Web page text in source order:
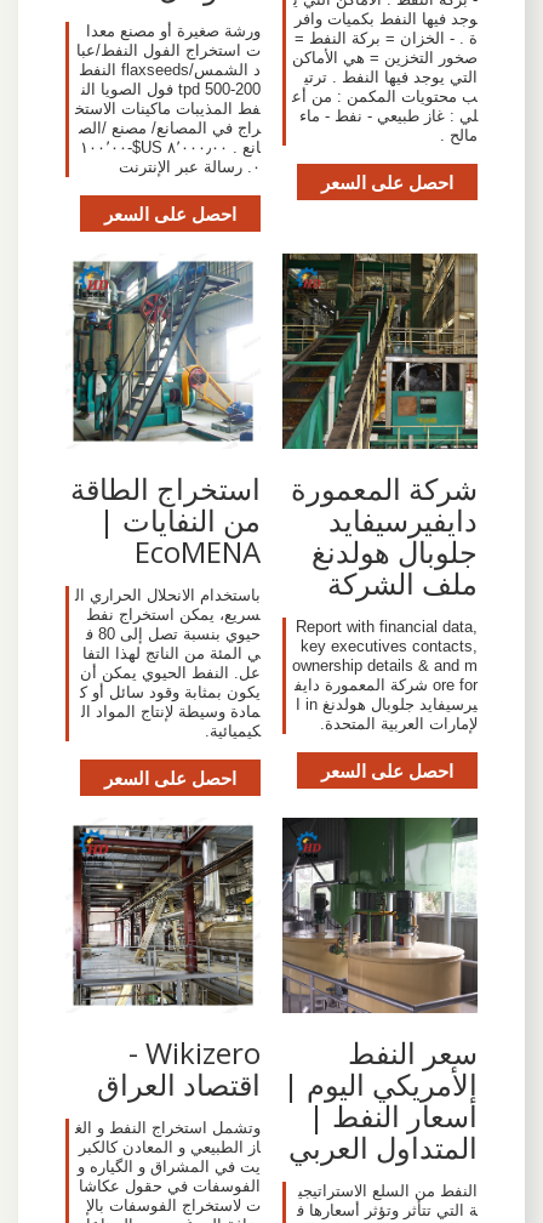
وجد فيها النفط بكميات وافر
ة . - الخزان = بركة النفط =
صخور التخزين = هي الأماكن
التي يوجد فيها النفط . ترتي
ب محتويات المكمن : من أع
لي : غاز طبيعي - نفط - ماء
مالح .
احصل على السعر
ورشة صغيرة أو مصنع معدا
ت استخراج الفول النفط/عبا
د الشمس/flaxseeds النفط
200-500 tpd فول الصويا الن
فط المذيبات ماكينات الاستخ
راج في المصانع/ مصنع /الص
انع . ٨٬٠٠٠٫٠٠ US$-١٠٠٬٠٠
٠. رسالة عبر الإنترنت
احصل على السعر
شركة المعمورة
دايفيرسيفايد
جلوبال هولدنغ
ملف الشركة
Report with financial data,
key executives contacts,
ownership details & and m
ore for شركة المعمورة دايف
يرسيفايد جلوبال هولدنغ in ا
لإمارات العربية المتحدة.
احصل على السعر
استخراج الطاقة
من النفايات |
EcoMENA
باستخدام الانحلال الحراري ال
سريع، يمكن استخراج نفط
حيوي بنسبة تصل إلى 80 ف
ي المئة من الناتج لهذا التفا
عل. النفط الحيوي يمكن أن
يكون بمثابة وقود سائل أو ك
مادة وسيطة لإنتاج المواد ال
كيميائية.
احصل على السعر
سعر النفط
الأمريكي اليوم |
أسعار النفط |
المتداول العربي
النفط من السلع الاستراتيجي
ة التي تتأثر وتؤثر أسعارها ف
Wikizero -
اقتصاد العراق
وتشمل استخراج النفط و الغ
از الطبيعي و المعادن كالكبر
يت في المشراق و الگياره و
الفوسفات في حقول عكاشا
ت لاستخراج الفوسفات بالإ